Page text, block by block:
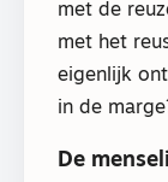
met de
met het
eigenlijk
in de
De